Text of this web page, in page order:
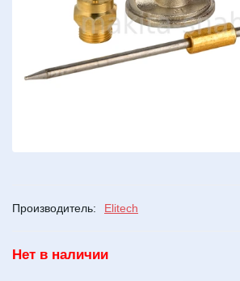
Нет в наличии
Производитель: Elitech